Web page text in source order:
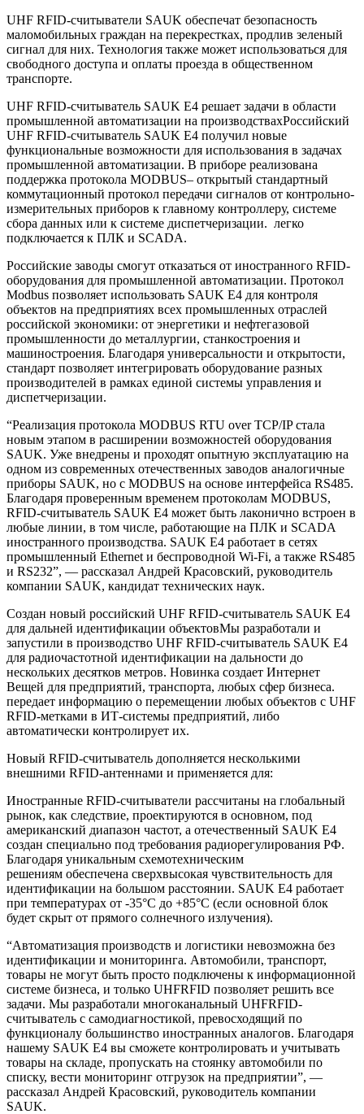
UHF RFID-cчитыватели SAUK обеспечат безопасность
маломобильных граждан на перекрестках, продлив зеленый
сигнал для них. Технология также может использоваться для
свободного доступа и оплаты проезда в общественном
транспорте.
UHF RFID-считыватель SAUK Е4 решает задачи в области
промышленной автоматизации на производствахРоссийский
UHF RFID-считыватель SAUK E4 получил новые
функциональные возможности для использования в задачах
промышленной автоматизации. В приборе реализована
поддержка протокола MODBUS– открытый стандартный
коммутационный протокол передачи сигналов от контрольно-
измерительных приборов к главному контроллеру, системе
сбора данных или к системе диспетчеризации. легко
подключается к ПЛК и SCADA.
Российские заводы смогут отказаться от иностранного RFID-
оборудования для промышленной автоматизации. Протокол
Modbus позволяет использовать SAUK E4 для контроля
объектов на предприятиях всех промышленных отраслей
российской экономики: от энергетики и нефтегазовой
промышленности до металлургии, станкостроения и
машиностроения. Благодаря универсальности и открытости,
стандарт позволяет интегрировать оборудование разных
производителей в рамках единой системы управления и
диспетчеризации.
“Реализация протокола MODBUS RTU over TCP/IP стала
новым этапом в расширении возможностей оборудования
SAUK. Уже внедрены и проходят опытную эксплуатацию на
одном из современных отечественных заводов аналогичные
приборы SAUK, но с MODBUS на основе интерфейса RS485.
Благодаря проверенным временем протоколам MODBUS,
RFID-считыватель SAUK E4 может быть лаконично встроен в
любые линии, в том числе, работающие на ПЛК и SCADA
иностранного производства. SAUK E4 работает в сетях
промышленный Ethernet и беспроводной Wi-Fi, а также RS485
и RS232”, — рассказал Андрей Красовский, руководитель
компании SAUK, кандидат технических наук.
Создан новый российский UHF RFID-считыватель SAUK E4
для дальней идентификации объектовМы разработали и
запустили в производство UHF RFID-считыватель SAUK E4
для радиочастотной идентификации на дальности до
нескольких десятков метров. Новинка создает Интернет
Вещей для предприятий, транспорта, любых сфер бизнеса.
передает информацию о перемещении любых объектов с UHF
RFID-метками в ИТ-системы предприятий, либо
автоматически контролирует их.
Новый RFID-считыватель дополняется несколькими
внешними RFID-антеннами и применяется для:
Иностранные RFID-считыватели рассчитаны на глобальный
рынок, как следствие, проектируются в основном, под
американский диапазон частот, а отечественный SAUK E4
создан специально под требования радиорегулирования РФ.
Благодаря уникальным схемотехническим
решениям обеспечена сверхвысокая чувствительность для
идентификации на большом расстоянии. SAUK E4 работает
при температурах от -35°C до +85°C (если основной блок
будет скрыт от прямого солнечного излучения).
“Автоматизация производств и логистики невозможна без
идентификации и мониторинга. Автомобили, транспорт,
товары не могут быть просто подключены к информационной
системе бизнеса, и только UHFRFID позволяет решить все
задачи. Мы разработали многоканальный UHFRFID-
считыватель с самодиагностикой, превосходящий по
функционалу большинство иностранных аналогов. Благодаря
нашему SAUK E4 вы сможете контролировать и учитывать
товары на складе, пропускать на стоянку автомобили по
списку, вести мониторинг отгрузок на предприятии”, —
рассказал Андрей Красовский, руководитель компании
SAUK.